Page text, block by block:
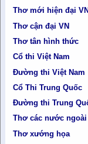
Thơ mới hiện đại VN
Thơ cận đại VN
Thơ tân hình thức
Cổ thi Việt Nam
Đường thi Việt Nam
Cổ Thi Trung Quốc
Đường thi Trung
Thơ các nước ngoài
Thơ xướng họa